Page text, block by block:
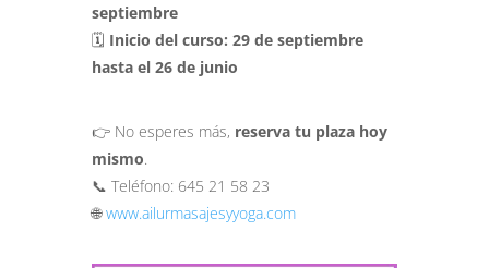
septiembre
🗓️ Inicio del curso: 29 de septiembre
hasta el 26 de junio
👉 No esperes más, reserva tu plaza hoy
mismo
📞 Teléfono: 645 21 58 23
🌐www.ailurmasajesyyoga.com